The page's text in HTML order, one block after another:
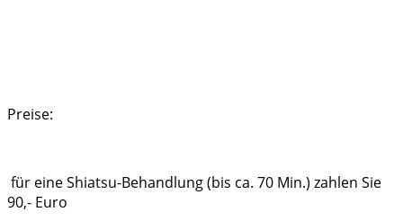
Preise:
für eine Shiatsu-Behandlung (bis ca. 70 Min.) zahlen Sie
90,- Euro